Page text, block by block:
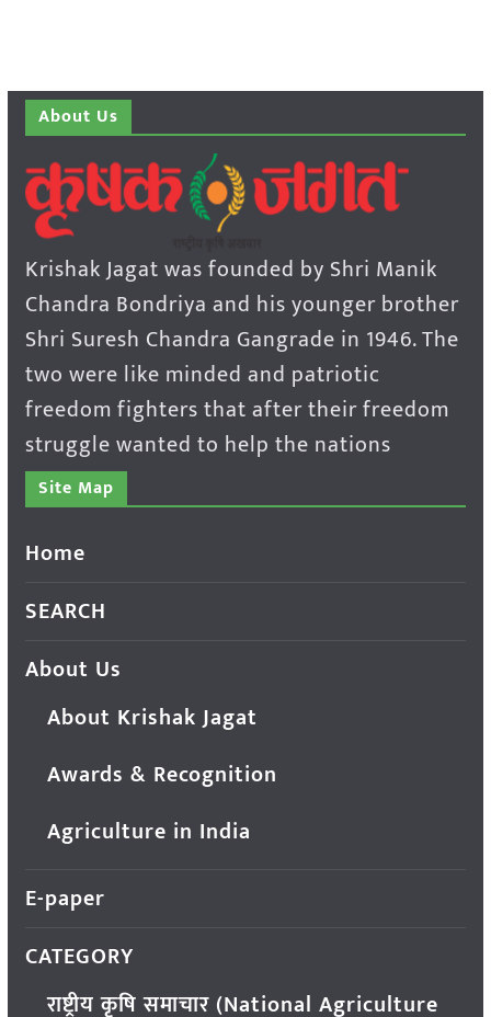
About Us
Krishak Jagat was founded by Shri Manik
Chandra Bondriya and his younger brother
Shri Suresh Chandra Gangrade in 1946. The
two were like minded and patriotic
freedom fighters that after their freedom
struggle wanted to help the nations
Site Map
Home
SEARCH
About Us
About Krishak Jagat
Awards & Recognition
Agriculture in India
E-paper
CATEGORY
राष्ट्रीय कृषि समाचार (National Agriculture